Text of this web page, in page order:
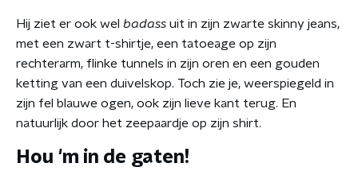
Hij ziet er ook wel badass uit in zijn zwarte skinny jeans,
met een zwart t-shirtje, een tatoeage op zijn
rechterarm, flinke tunnels in zijn oren en een gouden
ketting van een duivelskop. Toch zie je, weerspiegeld in
zijn fel blauwe ogen, ook zijn lieve kant terug. En
natuurlijk door het zeepaardje op zijn shirt.
Hou 'm in de gaten!